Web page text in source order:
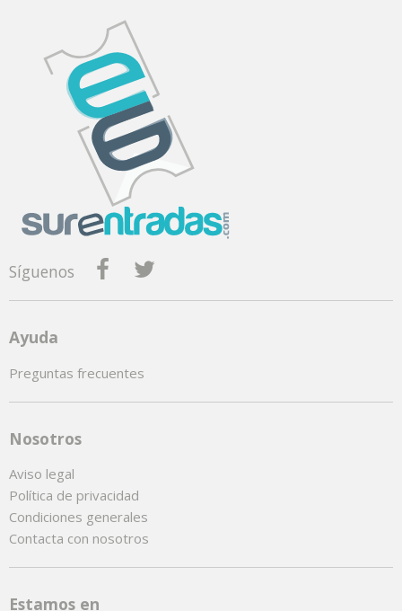
Síguenos
Ayuda
Preguntas frecuentes
Nosotros
Aviso legal
Política de privacidad
Condiciones generales
Contacta con nosotros
Estamos en